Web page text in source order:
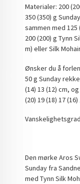
Materialer: 200
350 (350) g
sammen med 125
200 (200) g Tynn
m) eller Silk
Ønsker du å
50 g Sunday
(14) 13 (12) cm,
(20) 19 (18) 17
Den mørke Aros
Sunday fra
med Tynn Silk